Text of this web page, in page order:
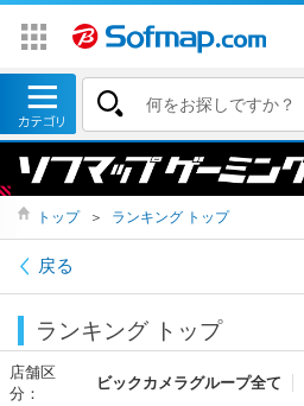
トップ ＞ ランキング トップ
戻る
ランキング トップ
店舗区
分：
ビックカメラグループ全て